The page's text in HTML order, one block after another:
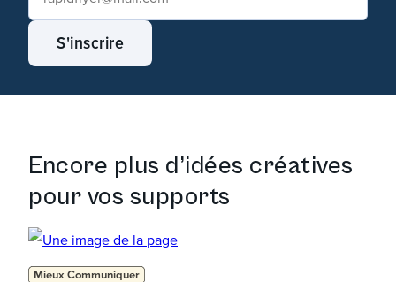
S'inscrire
Encore plus d’idées créatives
pour vos supports
Mieux Communiquer